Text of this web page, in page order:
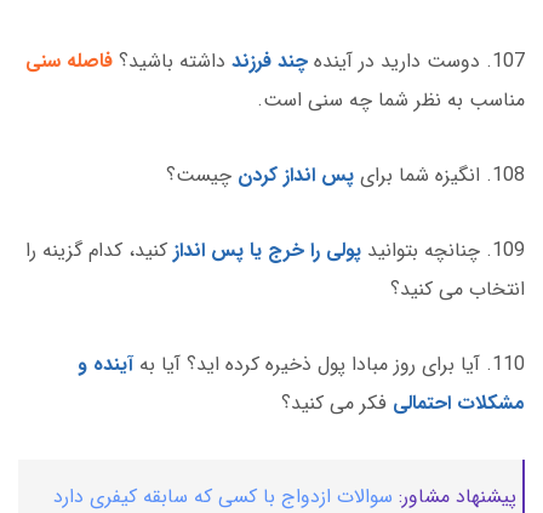
107. دوست دارید در آینده چند فرزند داشته باشید؟ فاصله سنی
مناسب به نظر شما چه سنی است.
108. انگیزه شما برای پس انداز کردن چیست؟
109. چنانچه بتوانید پولی را خرج یا پس انداز کنید، کدام گزینه را
انتخاب می کنید؟
110. آیا برای روز مبادا پول ذخیره کرده اید؟ آیا به
آینده و
مشکلات احتمالی فکر می کنید؟
پیشنهاد مشاور: سوالات ازدواج با کسی که سابقه کیفری دارد